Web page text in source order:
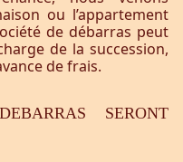
ou l’appartement
de débarras peut
de la succession,
de frais.
SERONT